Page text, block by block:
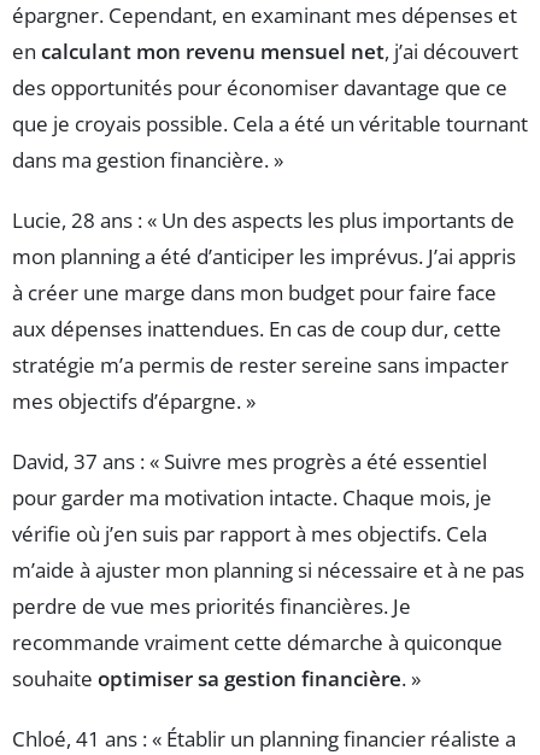
épargner. Cependant, en examinant mes dépenses et
en calculant mon revenu mensuel net, j’ai découvert
des opportunités pour économiser davantage que ce
que je croyais possible. Cela a été un véritable tournant
dans ma gestion financière. »
Lucie, 28 ans : « Un des aspects les plus importants de
mon planning a été d’anticiper les imprévus. J’ai appris
à créer une marge dans mon budget pour faire face
aux dépenses inattendues. En cas de coup dur, cette
stratégie m’a permis de rester sereine sans impacter
mes objectifs d’épargne. »
David, 37 ans : « Suivre mes progrès a été essentiel
pour garder ma motivation intacte. Chaque mois, je
vérifie où j’en suis par rapport à mes objectifs. Cela
m’aide à ajuster mon planning si nécessaire et à ne pas
perdre de vue mes priorités financières. Je
recommande vraiment cette démarche à quiconque
souhaite optimiser sa gestion financière. »
Chloé, 41 ans : « Établir un planning financier réaliste a